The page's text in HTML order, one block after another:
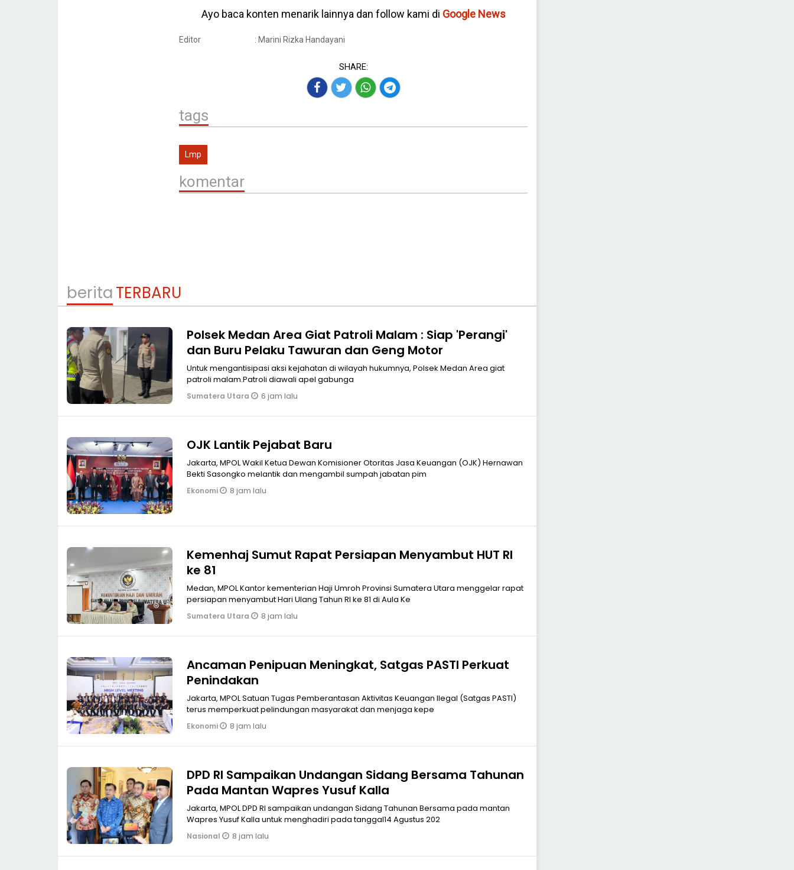
Ayo baca konten menarik lainnya dan follow kami di Google News
Editor : Marini Rizka Handayani
SHARE:
tags
Lmp
komentar
beritaTERBARU
Polsek Medan Area Giat Patroli Malam : Siap 'Perangi'
dan Buru Pelaku Tawuran dan Geng Motor
Untuk mengantisipasi aksi kejahatan di wilayah hukumnya, Polsek Medan Area giat
patroli malam.Patroli diawali apel gabunga
Sumatera Utara 6 jam lalu
OJK Lantik Pejabat Baru
Jakarta, MPOL Wakil Ketua Dewan Komisioner Otoritas Jasa Keuangan (OJK) Hernawan
Bekti Sasongko melantik dan mengambil sumpah jabatan pim
Ekonomi 8 jam lalu
Kemenhaj Sumut Rapat Persiapan Menyambut HUT RI
ke 81
Medan, MPOL Kantor kementerian Haji Umroh Provinsi Sumatera Utara menggelar rapat
persiapan menyambut Hari Ulang Tahun RI ke 81 di Aula Ke
Sumatera Utara 8 jam lalu
Ancaman Penipuan Meningkat, Satgas PASTI Perkuat
Penindakan
Jakarta, MPOL Satuan Tugas Pemberantasan Aktivitas Keuangan Ilegal (Satgas PASTI)
terus memperkuat pelindungan masyarakat dan menjaga kepe
Ekonomi 8 jam lalu
DPD RI Sampaikan Undangan Sidang Bersama Tahunan
Pada Mantan Wapres Yusuf Kalla
Jakarta, MPOL DPD RI sampaikan undangan Sidang Tahunan Bersama pada mantan
Wapres Yusuf Kalla untuk menghadiri pada tanggal14 Agustus 202
Nasional 8 jam lalu